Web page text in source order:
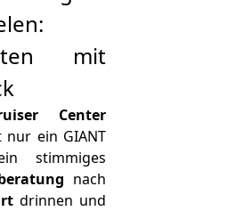
mit
Center
nur ein GIANT
stimmiges
nach
drinnen und